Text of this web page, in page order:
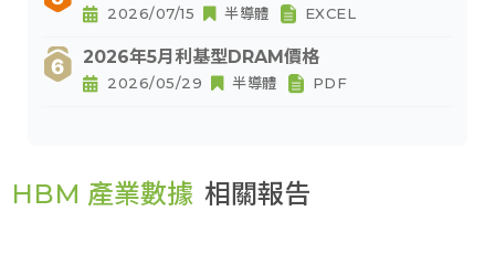
2026/07/15 半導體 EXCEL
2026年5月利基型DRAM價格
2026/05/29 半導體 PDF
HBM 產業數據 相關報告